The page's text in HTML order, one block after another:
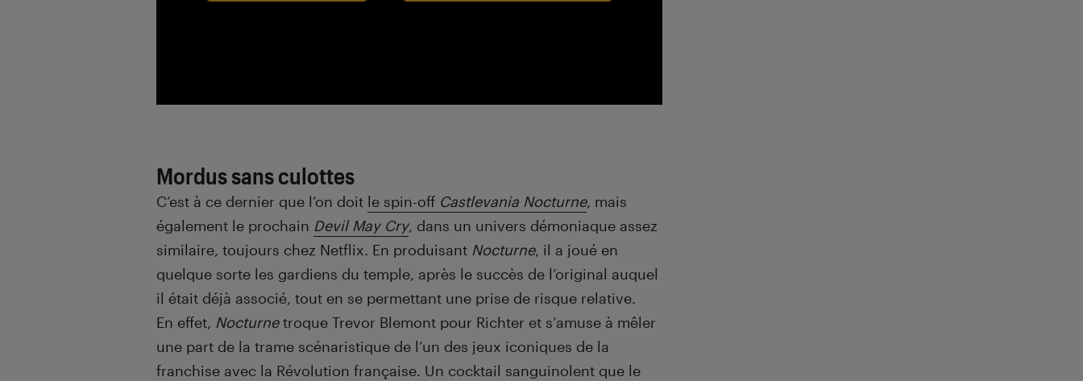
Mordus sans culottes
C’est à ce dernier que l’on doit le spin-off Castlevania Nocturne, mais
également le prochain Devil May Cry, dans un univers démoniaque assez
similaire, toujours chez Netflix. En produisant Nocturne, il a joué en
quelque sorte les gardiens du temple, après le succès de l’original auquel
il était déjà associé, tout en se permettant une prise de risque relative.
En effet, Nocturnetroque Trevor Blemont pour Richter et s’amuse à mêler
une part de la trame scénaristique de l’un des jeux iconiques de la
franchise avec la Révolution française. Un cocktail sanguinolent que le